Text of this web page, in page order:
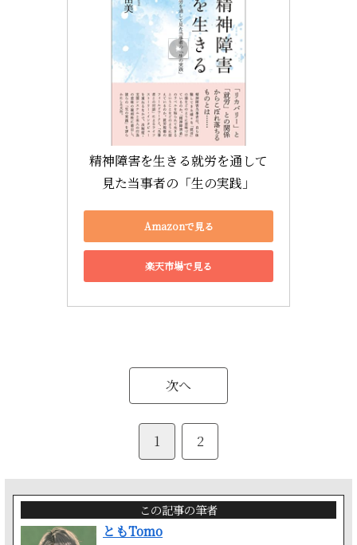
精神障害を生きる――就労を通して
見た当事者の「生の実践」
Amazonで見る
楽天市場で見る
次へ
1 2
この記事の筆者
ともTomo